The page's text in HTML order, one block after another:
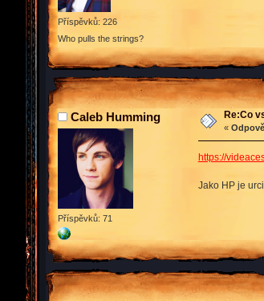
Příspěvků: 226
Who pulls the strings?
Caleb Humming
Příspěvků: 71
Re:Co
«
https://
Jako HP je